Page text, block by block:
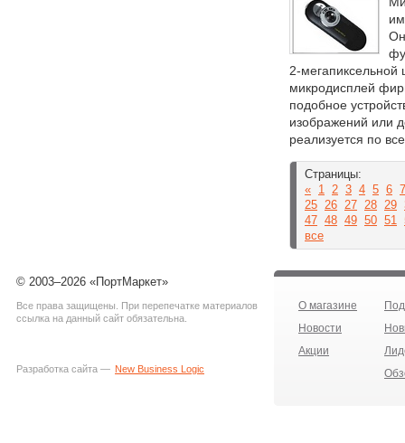
Он
2-
микродисплей
подобное
изображений или
реализуется по
Страницы:
« 1 2 3 4 5 6 7
25 26 27 28 29
47 48 49 50 51
все
© 2003–2026 «ПортМаркет»
Все права защищены. При перепечатке материалов
ссылка на данный сайт обязательна.
Разработка сайта — New Business Logic
О магазине
Новости
Акции